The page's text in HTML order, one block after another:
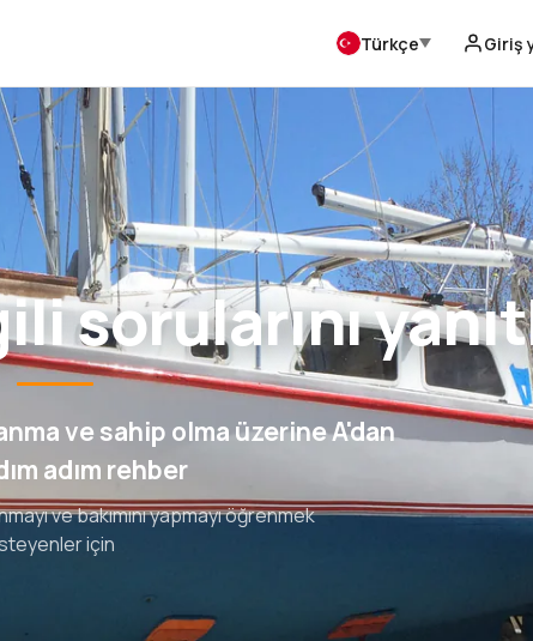
Türkçe Giriş
sorularını
ve sahip olma üzerine A'dan
adım rehber
ve bakımını yapmayı öğrenmek
için